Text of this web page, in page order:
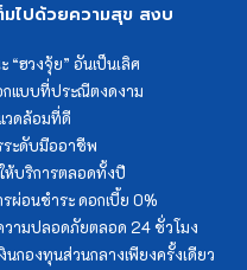
มไปด้วยความสุข สงบ
“ฮวงจุ้ย” อันเป็นเลิศ
กแบบที่ประณีตงดงาม
วดล้อมที่ดี
ระดับมืออาชีพ
ห้บริการตลอดทั้งปี
ผ่อนชำระ ดอกเบี้ย 0%
วามปลอดภัยตลอด 24 ชั่วโมง
นกองทุนส่วนกลางเพียงครั้งเดียว